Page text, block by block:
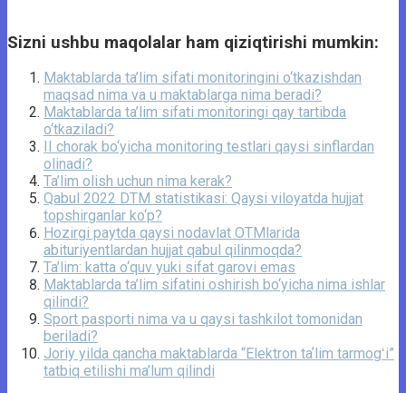
Sizni ushbu maqolalar ham qiziqtirishi mumkin:
Maktablarda ta’lim sifati monitoringini o‘tkazishdan
maqsad nima va u maktablarga nima beradi?
Maktablarda ta’lim sifati monitoringi qay tartibda
o‘tkaziladi?
II chorak bo‘yicha monitoring testlari qaysi sinflardan
olinadi?
Ta’lim olish uchun nima kerak?
Qabul 2022 DTM statistikasi: Qaysi viloyatda hujjat
topshirganlar ko‘p?
Hozirgi paytda qaysi nodavlat OTMlarida
abituriyentlardan hujjat qabul qilinmoqda?
Ta’lim: katta o‘quv yuki sifat garovi emas
Maktablarda ta’lim sifatini oshirish bo‘yicha nima ishlar
qilindi?
Sport pasporti nima va u qaysi tashkilot tomonidan
beriladi?
Joriy yilda qancha maktablarda “Elektron taʼlim tarmogʻi”
tatbiq etilishi ma’lum qilindi